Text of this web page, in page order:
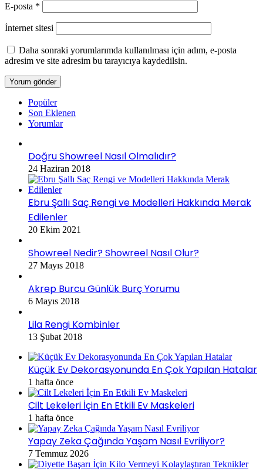
E-posta *
İnternet sitesi
Daha sonraki yorumlarımda kullanılması için adım, e-posta
adresim ve site adresim bu tarayıcıya kaydedilsin.
Popüler
Son Eklenen
Yorumlar
Doğru Showreel Nasıl Olmalıdır?
24 Haziran 2018
Ebru Şallı Saç Rengi ve Modelleri Hakkında Merak
Edilenler
20 Ekim 2021
Showreel Nedir? Showreel Nasıl Olur?
27 Mayıs 2018
Akrep Burcu Günlük Burç Yorumu
6 Mayıs 2018
Lila Rengi Kombinler
13 Şubat 2018
Küçük Ev Dekorasyonunda En Çok Yapılan Hatalar
1 hafta önce
Cilt Lekeleri İçin En Etkili Ev Maskeleri
1 hafta önce
Yapay Zeka Çağında Yaşam Nasıl Evriliyor?
7 Temmuz 2026